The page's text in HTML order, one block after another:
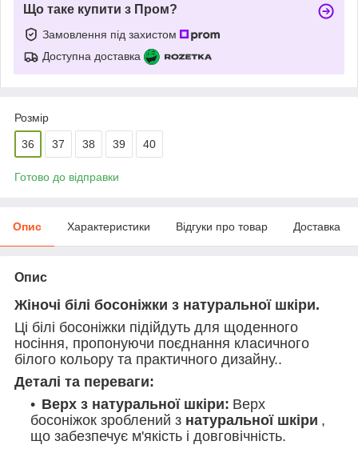
Що таке купити з Пром?
Замовлення під захистом
Доступна доставка
Розмір
36 37 38 39 40
Готово до відправки
Опис Характеристики Відгуки про товар Доставка
Опис
Жіночі білі босоніжки з натуральної шкіри.
Ці білі босоніжки підійдуть для щоденного
носіння, пропонуючи поєднання класичного
білого кольору та практичного дизайну..
Деталі та переваги:
Верх з натуральної шкіри: Верх
босоніжок зроблений з натуральної шкіри ,
що забезпечує м'якість і довговічність.